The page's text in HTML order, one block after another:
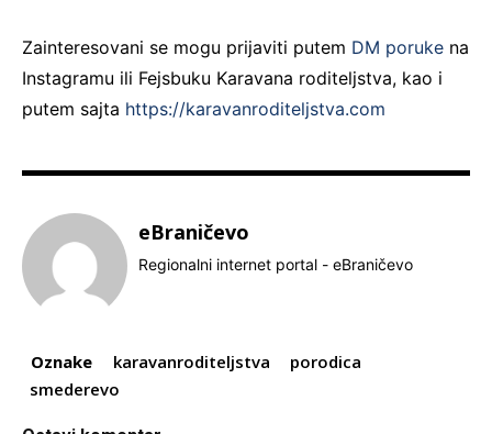
Zainteresovani se mogu prijaviti putem DM poruke na
Instagramu ili Fejsbuku Karavana roditeljstva, kao i
putem sajta https://karavanroditeljstva.com
eBraničevo
Regionalni internet portal - eBraničevo
Oznake karavanroditeljstva
porodica
smederevo